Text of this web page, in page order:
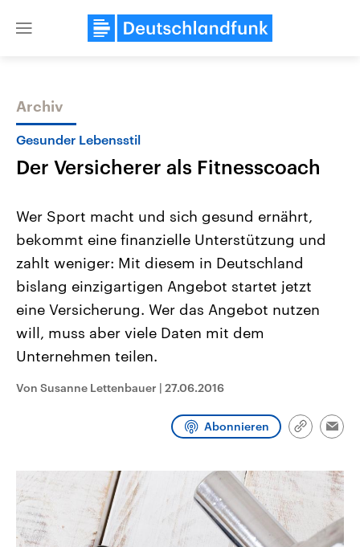
Close
Themen
Landtagswahl Sachsen-Anhalt
2026
Alle Informationen
Sachsen-Anhalt wählt am 6.
September 2026 einen neuen
Landtag. Seit 2021 wird das
Bundesland von einer Koalition aus
Umfragen, Prognosen,
Wahlprogramme, aktuelle Berichte
und Kandidaten der anstehenden
USA
Aktuelle Beiträge,
Hintergründe
Wirtschaftlich und
gehören die Vereinigten
Archiv
Gesunder Lebensstil
Der Versicherer als Fitnesscoach
Wer Sport macht und sich gesund ernährt,
bekommt eine finanzielle Unterstützung und
zahlt weniger: Mit diesem in Deutschland
bislang einzigartigen Angebot startet jetzt
eine Versicherung. Wer das Angebot nutzen
will, muss aber viele Daten mit dem
Unternehmen teilen.
Von Susanne Lettenbauer | 27.06.2016
Abonnieren
Link